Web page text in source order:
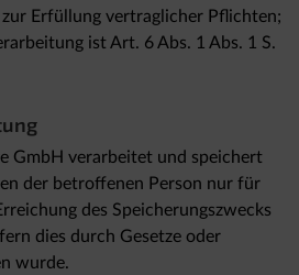
Erfüllung vertraglicher Pflichten;
ist Art. 6 Abs. 1 Abs. 1 S.
GmbH verarbeitet und speichert
der betroffenen Person nur für
des Speicherungszwecks
dies durch Gesetze oder
wurde.